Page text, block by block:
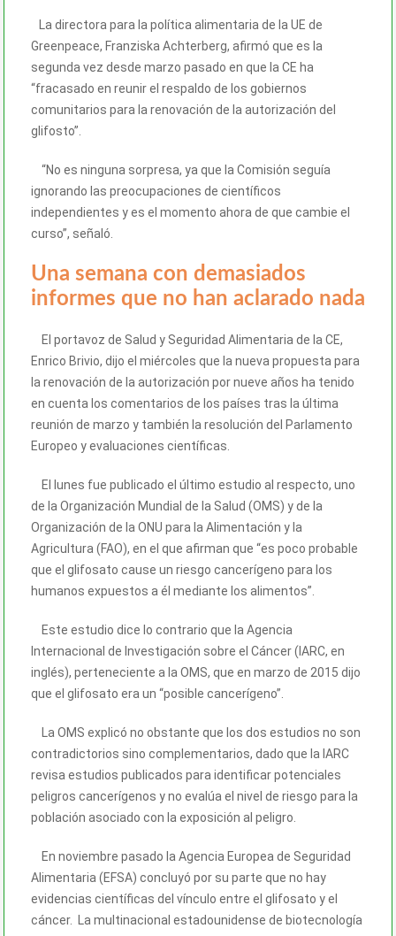
La directora para la política alimentaria de la UE de
Greenpeace, Franziska Achterberg, afirmó que es la
segunda vez desde marzo pasado en que la CE ha
“fracasado en reunir el respaldo de los gobiernos
comunitarios para la renovación de la autorización del
glifosto”.
“No es ninguna sorpresa, ya que la Comisión seguía
ignorando las preocupaciones de científicos
independientes y es el momento ahora de que cambie el
curso”, señaló.
Una semana con demasiados
informes que no han aclarado nada
El portavoz de Salud y Seguridad Alimentaria de la CE,
Enrico Brivio, dijo el miércoles que la nueva propuesta para
la renovación de la autorización por nueve años ha tenido
en cuenta los comentarios de los países tras la última
reunión de marzo y también la resolución del Parlamento
Europeo y evaluaciones científicas.
El lunes fue publicado el último estudio al respecto, uno
de la Organización Mundial de la Salud (OMS) y de la
Organización de la ONU para la Alimentación y la
Agricultura (FAO), en el que afirman que “es poco probable
que el glifosato cause un riesgo cancerígeno para los
humanos expuestos a él mediante los alimentos”.
Este estudio dice lo contrario que la Agencia
Internacional de Investigación sobre el Cáncer (IARC, en
inglés), perteneciente a la OMS, que en marzo de 2015 dijo
que el glifosato era un “posible cancerígeno”.
La OMS explicó no obstante que los dos estudios no son
contradictorios sino complementarios, dado que la IARC
revisa estudios publicados para identificar potenciales
peligros cancerígenos y no evalúa el nivel de riesgo para la
población asociado con la exposición al peligro.
En noviembre pasado la Agencia Europea de Seguridad
Alimentaria (EFSA) concluyó por su parte que no hay
evidencias científicas del vínculo entre el glifosato y el
cáncer. La multinacional estadounidense de biotecnología